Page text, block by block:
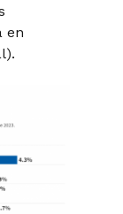
en